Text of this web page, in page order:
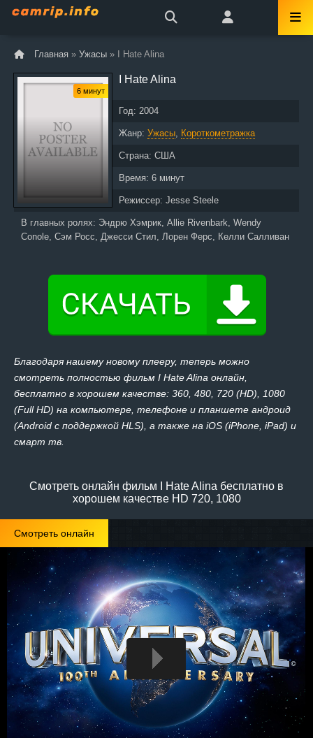
Главная » Ужасы » I Hate Alina
6 минут
I Hate Alina
Год: 2004
Жанр: Ужасы, Короткометражка
Страна: США
Время: 6 минут
Режиссер: Jesse Steele
В главных ролях: Эндрю Хэмрик, Allie Rivenbark, Wendy
Conole, Сэм Росс, Джесси Стил, Лорен Ферс, Келли Салливан
Благодаря нашему новому плееру, теперь можно
смотреть полностью фильм I Hate Alina онлайн,
бесплатно в хорошем качестве: 360, 480, 720 (HD), 1080
(Full HD) на компьютере, телефоне и планшете андроид
(Android с поддержкой HLS), а также на iOS (iPhone, iPad) и
смарт тв.
Смотреть онлайн фильм I Hate Alina бесплатно в
хорошем качестве HD 720, 1080
Смотреть онлайн